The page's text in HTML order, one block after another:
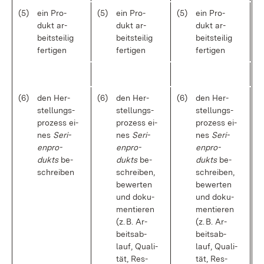
(5)
ein Pro­
dukt ar­
beits­tei­lig
fer­ti­gen
(5)
ein Pro­
dukt ar­
beits­tei­lig
fer­ti­gen
(5)
ein Pro­
dukt ar­
beits­tei­lig
fer­ti­gen
(6)
den Her­
stel­lungs­
pro­zess ei­
nes Se­ri­
en­pro­
duktsbe­
schrei­ben
(6)
den Her­
stel­lungs­
pro­zess ei­
nes Se­ri­
en­pro­
duktsbe­
schrei­ben,
be­wer­ten
und do­ku­
men­tie­ren
(z. B. Ar­
beits­ab­
lauf, Qua­li­
tät, Res­
(6)
den Her­
stel­lungs­
pro­zess ei­
nes Se­ri­
en­pro­
duktsbe­
schrei­ben,
be­wer­ten
und do­ku­
men­tie­ren
(z. B. Ar­
beits­ab­
lauf, Qua­li­
tät, Res­